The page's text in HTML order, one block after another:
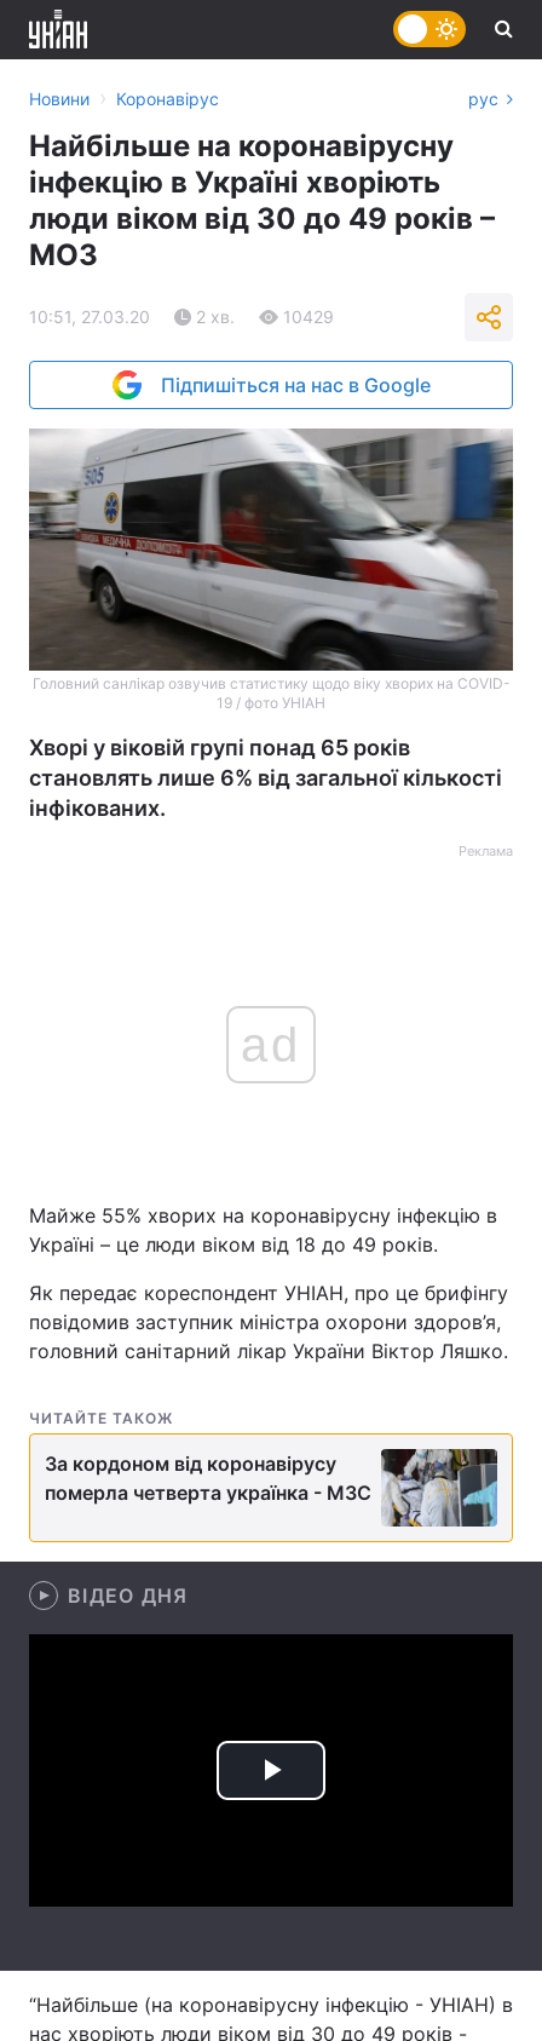
Україна Політика
Економіка Світ
Спорт Наука
Зброя Інциденти
Здоров'я Туризм
Цікавинки Погода
Екологія
Статті
Думки
Новини › Коронавірус рус
Найбільше на коронавірусну
інфекцію в Україні хворіють
люди віком від 30 до 49 років –
МОЗ
10:51, 27.03.20 2 хв. 10429
Підпишіться на нас в Google
Головний санлікар озвучив статистику щодо віку хворих на COVID-
19 / фото УНІАН
Хворі у віковій групі понад 65 років
становлять лише 6% від загальної кількості
інфікованих.
Реклама
ad
Майже 55% хворих на коронавірусну інфекцію в
Україні – це люди віком від 18 до 49 років.
Як передає кореспондент УНІАН, про це брифінгу
повідомив заступник міністра охорони здоров’я,
головний санітарний лікар України Віктор Ляшко.
ЧИТАЙТЕ ТАКОЖ
За кордоном від коронавірусу
померла четверта українка - МЗС
ВІДЕО ДНЯ
Play
“Найбільше (на коронавірусну інфекцію - УНІАН) в
нас хворіють люди віком від 30 до 49 років -